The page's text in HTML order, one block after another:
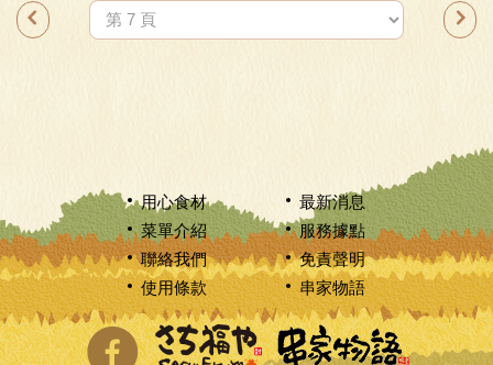
用心食材
最新消息
菜單介紹
服務據點
聯絡我們
免責聲明
使用條款
串家物語
分享至Facebook